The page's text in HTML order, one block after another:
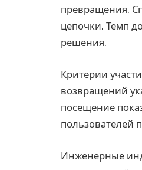
превращения.
цепочки. Темп
решения.
Критерии
возвращений
посещение
пользователей
Инженерные